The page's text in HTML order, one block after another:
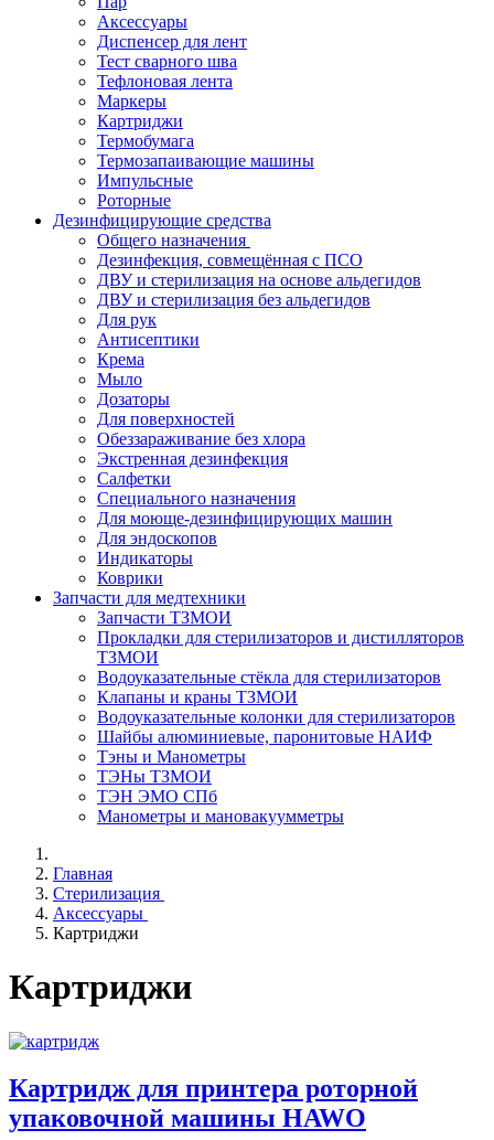
Аксессуары
Диспенсер для лент
Тест сварного шва
Тефлоновая лента
Маркеры
Картриджи
Термобумага
Термозапаивающие машины
Импульсные
Роторные
Дезинфицирующие средства
Общего назначения
Дезинфекция, совмещённая с ПСО
ДВУ и стерилизация на основе альдегидов
ДВУ и стерилизация без альдегидов
Для рук
Антисептики
Крема
Мыло
Дозаторы
Для поверхностей
Обеззараживание без хлора
Экстренная дезинфекция
Салфетки
Специального назначения
Для моюще-дезинфицирующих машин
Для эндоскопов
Индикаторы
Коврики
Запчасти для медтехники
Запчасти ТЗМОИ
Прокладки для стерилизаторов и дистилляторов
ТЗМОИ
Водоуказательные стёкла для стерилизаторов
Клапаны и краны ТЗМОИ
Водоуказательные колонки для стерилизаторов
Шайбы алюминиевые, паронитовые НАИФ
Тэны и Манометры
ТЭНы ТЗМОИ
ТЭН ЭМО СПб
Манометры и мановакуумметры
Главная
Стерилизация
Аксессуары
Картриджи
Картриджи
Картридж для принтера роторной
упаковочной машины HAWO